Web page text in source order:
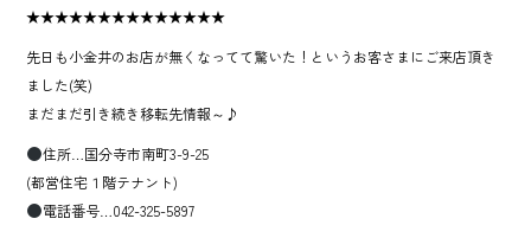
★★★★★★★★★★★★★★
先日も小金井のお店が無くなってて驚いた！というお客さまにご来店頂き
ました(笑)
まだまだ引き続き移転先情報～♪
住所…国分寺市南町3-9-25
(都営住宅１階テナント)
電話番号…042-325-5897